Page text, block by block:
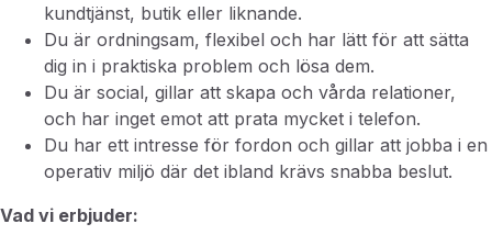
kundtjänst, butik eller liknande.
Du är ordningsam, flexibel och har lätt för att sätta
dig in i praktiska problem och lösa dem.
Du är social, gillar att skapa och vårda relationer,
och har inget emot att prata mycket i telefon.
Du har ett intresse för fordon och gillar att jobba i en
operativ miljö där det ibland krävs snabba beslut.
Vad vi erbjuder: